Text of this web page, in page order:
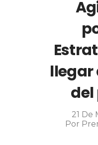
llegar
del
21 De
Por